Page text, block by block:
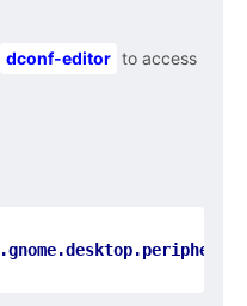
dconf-editor to access
.gnome.desktop.peripherals